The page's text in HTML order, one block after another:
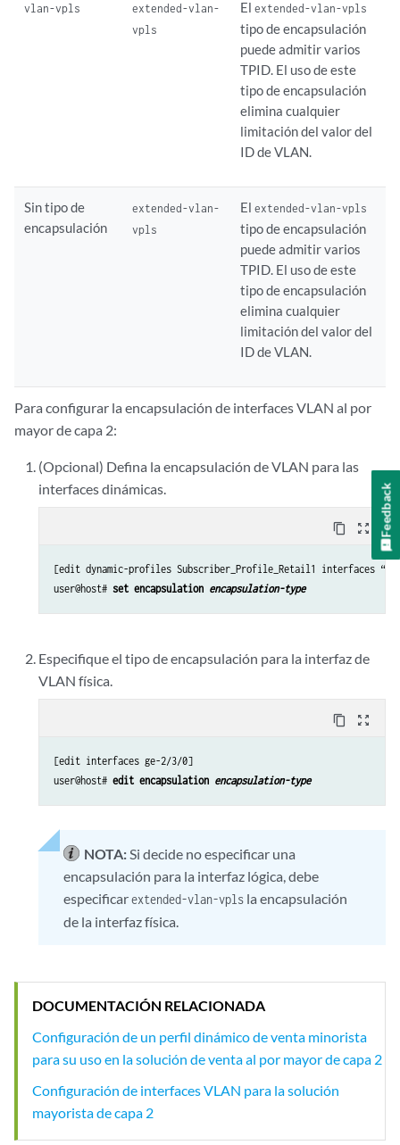
vlan-vpls
extended-vlan-
vpls
Elextended-vlan-vpls
tipo de encapsulación
puede admitir varios
TPID. El uso de este
tipo de encapsulación
elimina cualquier
limitación del valor del
ID de VLAN.
Sin tipo de
encapsulación
extended-vlan-
vpls
Elextended-vlan-vpls
tipo de encapsulación
puede admitir varios
TPID. El uso de este
tipo de encapsulación
elimina cualquier
limitación del valor del
ID de VLAN.
Para configurar la encapsulación de interfaces VLAN al por
mayor de capa 2:
(Opcional) Defina la encapsulación de VLAN para las
interfaces dinámicas.
content_copy zoom_out_map
[edit dynamic-profiles Subscriber_Profile_Retail1 interfaces
user@host# set encapsulation encapsulation-type
Especifique el tipo de encapsulación para la interfaz de
VLAN física.
content_copy zoom_out_map
[edit interfaces ge-2/3/0]
user@host# edit encapsulation encapsulation-type
NOTA:Si decide no especificar una
encapsulación para la interfaz lógica, debe
especificarextended-vlan-vpls la encapsulación
de la interfaz física.
DOCUMENTACIÓN RELACIONADA
Configuración de un perfil dinámico de venta minorista
para su uso en la solución de venta al por mayor de capa 2
Configuración de interfaces VLAN para la solución
mayorista de capa 2
Feedback